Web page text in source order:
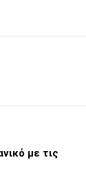
με τις